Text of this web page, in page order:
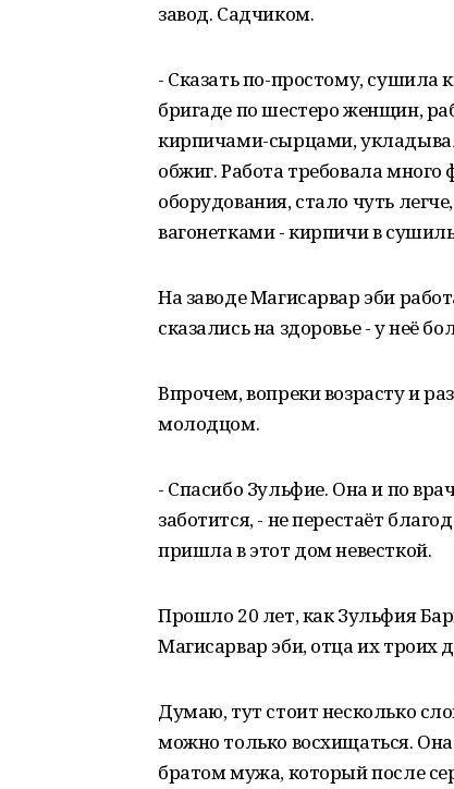
завод. Садчиком.
- Сказать по-простому, сушила
бригаде по шестеро женщин,
кирпичами-сырцами,
обжиг. Работа требовала много
оборудования, стало чуть
вагонетками - кирпичи в
На заводе Магисарвар эби
сказались на здоровье - у неё
Впрочем, вопреки возрасту и
молодцом.
- Спасибо Зульфие. Она и по
заботится, - не перестаёт
пришла в этот дом невесткой.
Прошло 20 лет, как Зульфия
Магисарвар эби, отца их троих
Думаю, тут стоит несколько
можно только восхищаться. Она
братом мужа, который после